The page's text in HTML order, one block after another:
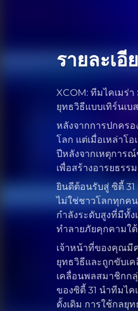
รายละเอี
XCOM: ทีมไคเมร่
ยุทธวิธีแบบเทิร์นเบ
หลังจากการปกคร
โลก แต่เมื่อเหล่าโ
ปีหลังจากเหตุการ
เพื่อสร้างอารยธร
ยินดีต้อนรับสู่ ซิตี้
ไม่ใช่ชาวโลกทุกค
กำลังระดับสูงที่มีทั้
ทำลายภัยคุกคามใ
เจ้าหน้าที่ของคุณมี
ยุทธวิธีและถูกขับเค
เคลื่อนพลสมาชิกก
ของซิตี้ 31 นำทีมไ
ดั้งเดิม การใช้กลยุ